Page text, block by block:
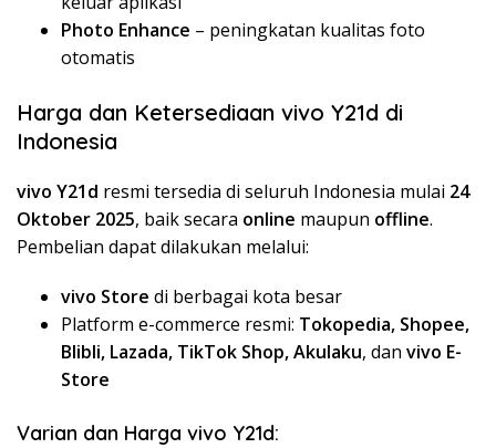
Photo Enhance – peningkatan kualitas foto
otomatis
Harga dan Ketersediaan vivo Y21d di
Indonesia
vivo Y21d resmi tersedia di seluruh Indonesia mulai 24
Oktober 2025, baik secara online maupun offline.
Pembelian dapat dilakukan melalui:
vivo Store di berbagai kota besar
Platform e-commerce resmi: Tokopedia, Shopee,
Blibli, Lazada, TikTok Shop, Akulaku, dan vivo E-
Store
Varian dan Harga vivo Y21d: